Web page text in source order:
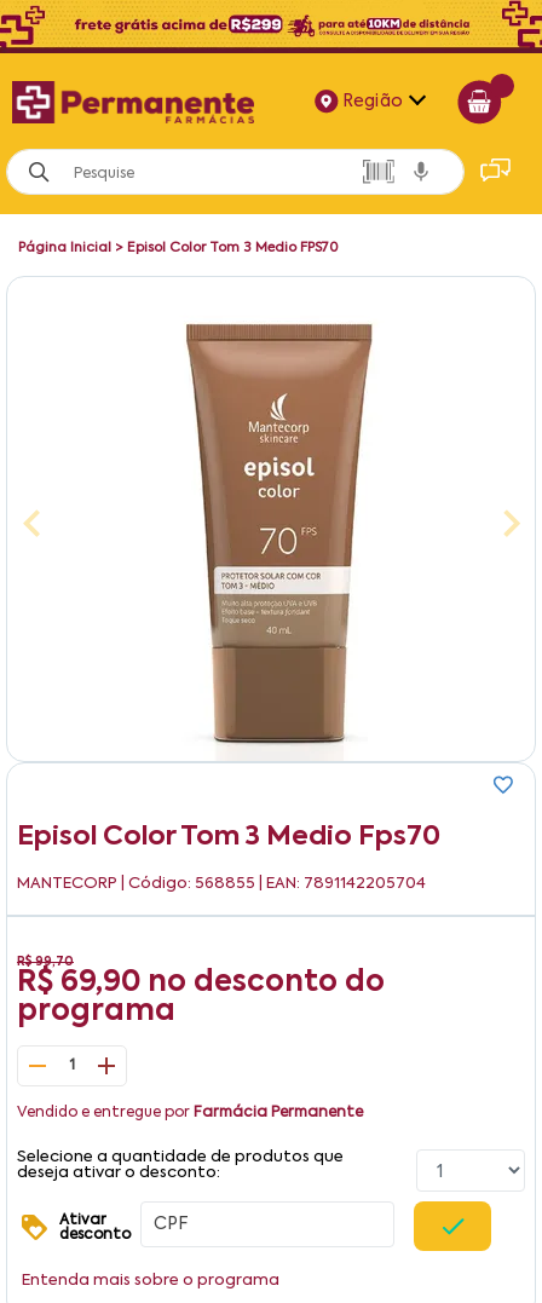
Região
Alagoas
Bahia
Página Inicial > Episol Color Tom 3 Medio FPS70
Episol Color Tom 3 Medio Fps70
MANTECORP | Código: 568855 | EAN: 7891142205704
R$ 99,70
R$ 69,90 no desconto do
programa
1
Vendido e entregue por Farmácia Permanente
Selecione a quantidade de produtos que
deseja ativar o desconto:
Ativar
desconto
Entenda mais sobre o programa